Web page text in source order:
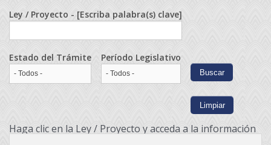
LEGISLAMOS
TRANSPARENCIA
PRENSA
PARTICIPACIÓN
Ley / Proyecto - [Escriba palabra(s) clave]
Estado del Trámite Período Legislativo
Haga clic en la Ley / Proyecto y acceda a la información